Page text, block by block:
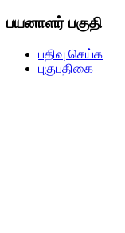
பயனாளர் பகுதி
பதிவு செய்க
புகுபதிகை